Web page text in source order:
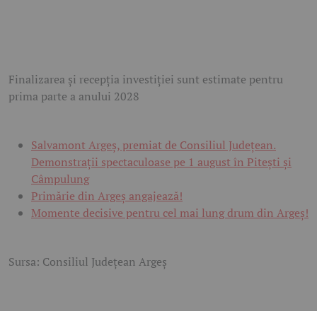
Finalizarea și recepția investiției sunt estimate pentru
prima parte a anului 2028
Salvamont Argeș, premiat de Consiliul Județean.
Demonstrații spectaculoase pe 1 august în Pitești și
Câmpulung
Primărie din Argeș angajează!
Momente decisive pentru cel mai lung drum din Argeș!
Sursa: Consiliul Județean Argeș